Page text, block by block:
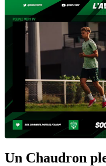
Un Chaudron